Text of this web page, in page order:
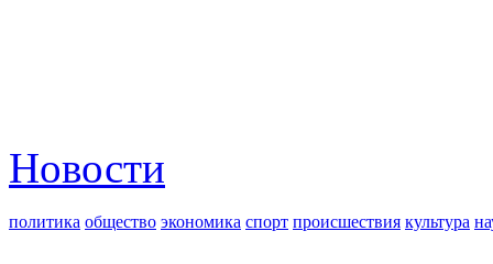
Новости
политика общество экономика спорт происшествия культура